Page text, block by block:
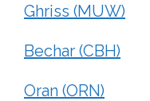
Ghriss (MUW)
Bechar (CBH)
Oran (ORN)